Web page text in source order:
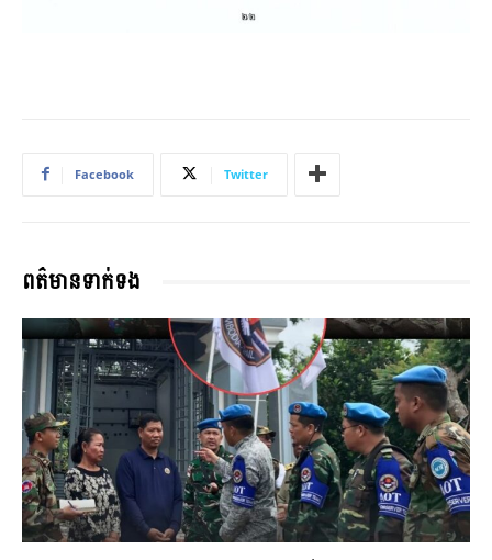
Facebook Twitter
ពត៌មានទាក់ទង